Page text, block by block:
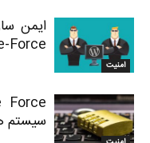
امنیت
ایمن
Force
سیستم